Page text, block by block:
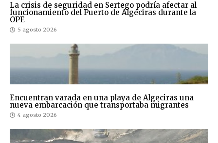
La crisis de seguridad en Sertego podría afectar al
funcionamiento del Puerto de Algeciras durante la
OPE
5 agosto 2026
Encuentran varada en una playa de Algeciras una
nueva embarcación que transportaba migrantes
4 agosto 2026